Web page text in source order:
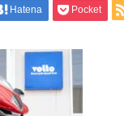
Hatena Pocket